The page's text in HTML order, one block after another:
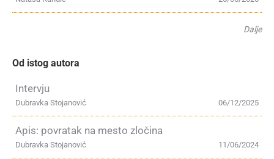
Dalje
Od istog autora
Intervju
06/12/2025
Dubravka Stojanović
Apis: povratak na mesto zločina
11/06/2024
Dubravka Stojanović